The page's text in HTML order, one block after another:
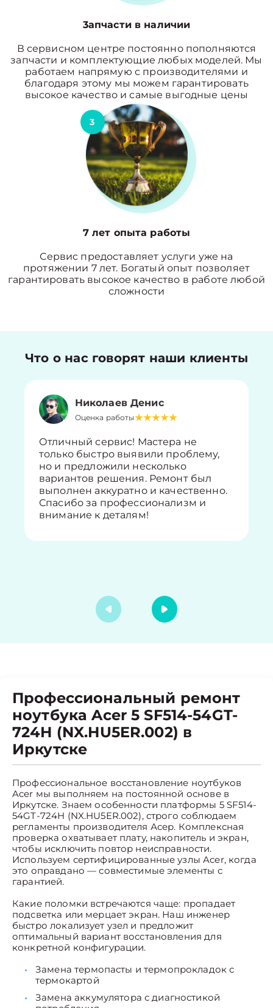
3апчасти в наличии
В сервисном центре постоянно пополняются
запчасти и комплектующие любых моделей. Мы
работаем напрямую с производителями и
благодаря этому мы можем гарантировать
высокое качество и самые выгодные цены
3
7 лет опыта работы
Сервис предоставляет услуги уже на
протяжении 7 лет. Богатый опыт позволяет
гарантировать высокое качество в работе любой
сложности
Что о нас говорят наши клиенты
Николаев Денис
Оценка работы
Отличный сервис! Мастера не
только быстро выявили проблему,
но и предложили несколько
вариантов решения. Ремонт был
выполнен аккуратно и качественно.
Спасибо за профессионализм и
внимание к деталям!
Профессиональный ремонт
ноутбука Acer 5 SF514-54GT-
724H (NX.HU5ER.002) в
Иркутске
Профессиональное восстановление ноутбуков
Acer мы выполняем на постоянной основе в
Иркутске. Знаем особенности платформы 5 SF514-
54GT-724H (NX.HU5ER.002), строго соблюдаем
регламенты производителя Асер. Комплексная
проверка охватывает плату, накопитель и экран,
чтобы исключить повтор неисправности.
Используем сертифицированные узлы Acer, когда
это оправдано — совместимые элементы с
гарантией.
Какие поломки встречаются чаще: пропадает
подсветка или мерцает экран. Наш инженер
быстро локализует узел и предложит
оптимальный вариант восстановления для
конкретной конфигурации.
Замена термопасты и термопрокладок с
термокартой
Замена аккумулятора с диагностикой